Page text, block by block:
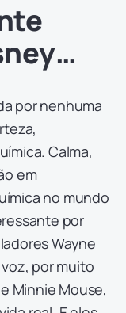
por nenhuma
Calma,
em
no mundo
por
Wayne
por muito
Minnie Mouse,